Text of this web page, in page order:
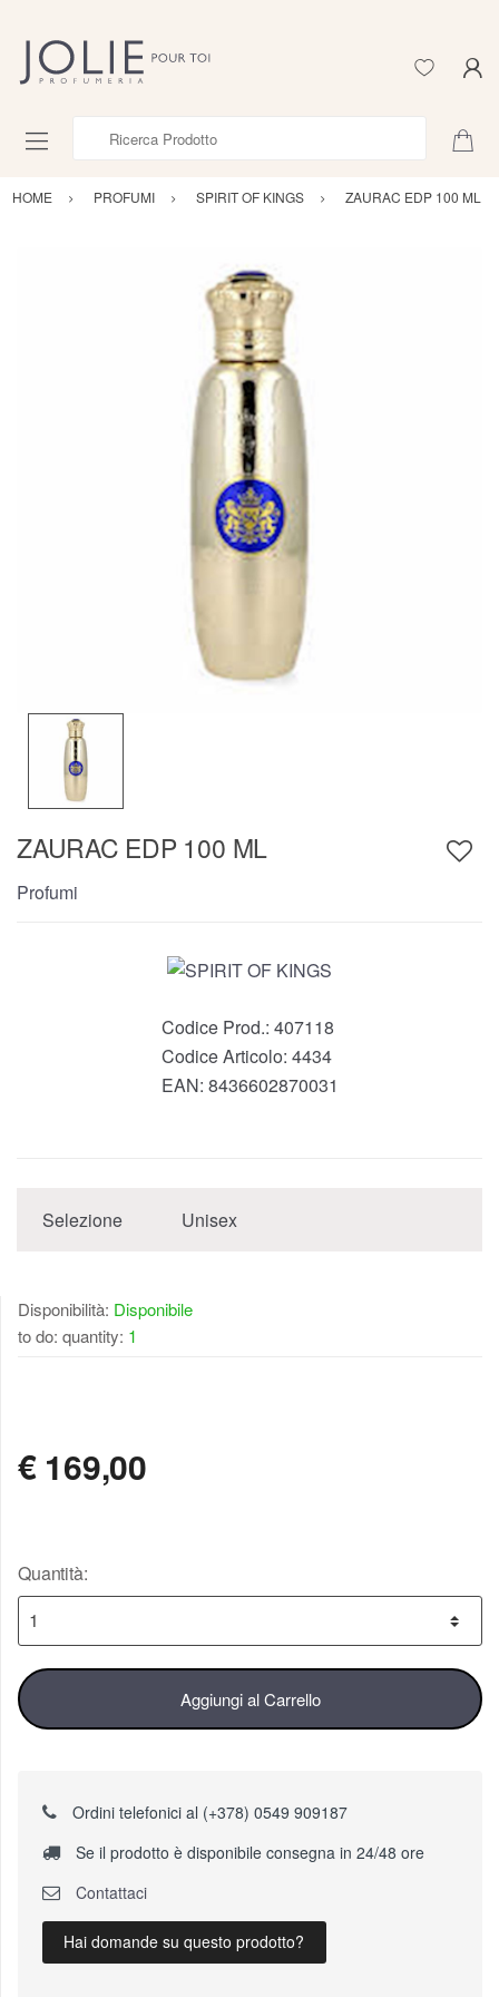
HOME PROFUMI SPIRIT OF KINGS ZAURAC EDP 100 ML
ZAURAC EDP 100 ML
Profumi
Codice Prod.: 407118
Codice Articolo: 4434
EAN: 8436602870031
Selezione Unisex
Disponibilità: Disponibile
to do: quantity: 1
€ 169,00
Quantità:
Aggiungi al Carrello
Ordini telefonici al (+378) 0549 909187
Se il prodotto è disponibile consegna in 24/48 ore
Contattaci
Hai domande su questo prodotto?